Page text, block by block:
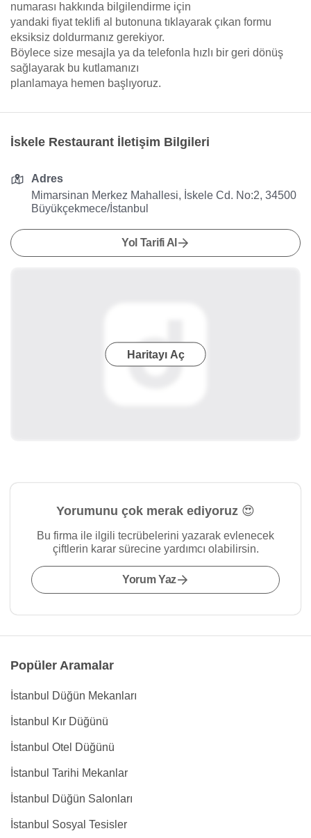
numarası hakkında bilgilendirme için
yandaki fiyat teklifi al butonuna tıklayarak çıkan formu
eksiksiz doldurmanız gerekiyor.
Böylece size mesajla ya da telefonla hızlı bir geri dönüş
sağlayarak bu kutlamanızı
planlamaya hemen başlıyoruz.
İskele Restaurant İletişim Bilgileri
Adres
Mimarsinan Merkez Mahallesi, İskele Cd. No:2, 34500
Büyükçekmece/İstanbul
Yol Tarifi Al
Haritayı Aç
Yorumunu çok merak ediyoruz 😍
Bu firma ile ilgili tecrübelerini yazarak evlenecek
çiftlerin karar sürecine yardımcı olabilirsin.
Yorum Yaz
Popüler Aramalar
İstanbul Düğün Mekanları
İstanbul Kır Düğünü
İstanbul Otel Düğünü
İstanbul Tarihi Mekanlar
İstanbul Düğün Salonları
İstanbul Sosyal Tesisler